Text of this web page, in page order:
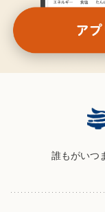
誰もがいつ